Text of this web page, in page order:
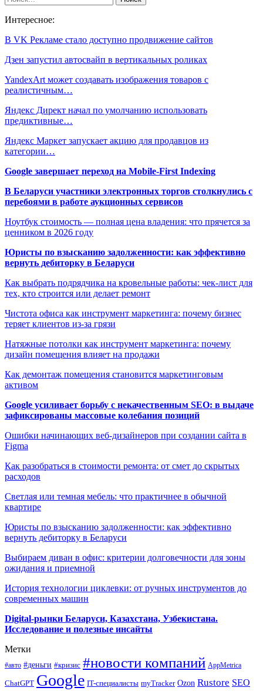
Интересное:
В VK Рекламе стало доступно продвижение сайтов
Дзен запустил автосвайп в вертикальных роликах
YandexArt может создавать изображения товаров с
реалистичным…
Яндекс Директ начал по умолчанию использовать
предиктивные…
Яндекс Маркет запускает акцию для продавцов из
категории…
Google завершает переход на Mobile-First Indexing
В Беларуси участники электронных торгов столкнулись с
перебоями в работе аукционных сервисов
Ноутбук стоимость — полная цена владения: что прячется за
ценником в 2026 году
Юристы по взысканию задолженности: как эффективно
вернуть дебиторку в Беларуси
Как выбрать подрядчика на кровельные работы: чек-лист для
тех, кто строится или делает ремонт
Чистота офиса как инструмент маркетинга: почему бизнес
теряет клиентов из-за грязи
Натяжные потолки как инструмент маркетинга: почему
дизайн помещения влияет на продажи
Как демонтаж помещения становится маркетинговым
активом
Google усиливает борьбу с некачественным SEO: в выдаче
зафиксированы массовые колебания позиций
Ошибки начинающих веб-дизайнеров при создании сайта в
Figma
Как разобраться в стоимости ремонта: от смет до скрытых
расходов
Светлая или темная мебель: что практичнее в обычной
квартире
Юристы по взысканию задолженности: как эффективно
вернуть дебиторку в Беларуси
Выбираем диван в офис: критерии долговечности для зоны
ожидания и приемной
История технологии циклевки: от ручных инструментов до
современных машин
Digital-рынки Беларуси, Казахстана, Узбекистана.
Исследование и полезные инсайты
Метки
#авто #деньги #кризис #новости компаний AppMetrica
ChatGPT Google IT-специалисты myTracker Ozon Rustore SEO